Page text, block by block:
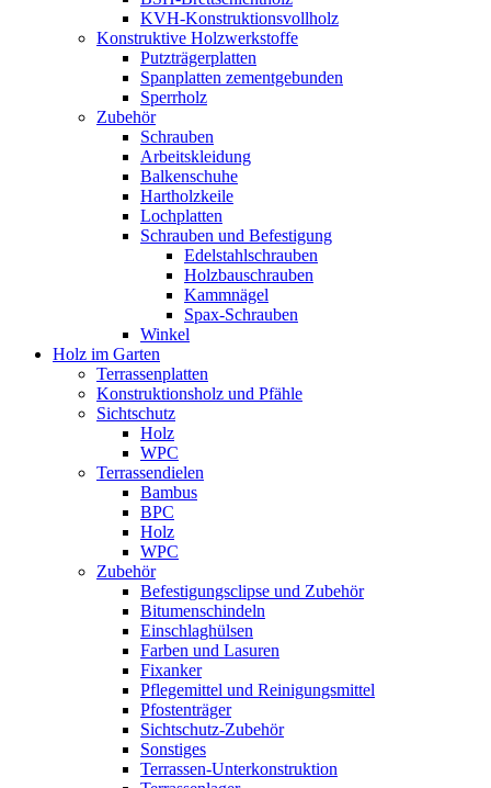
KVH-Konstruktionsvollholz
Konstruktive Holzwerkstoffe
Putzträgerplatten
Spanplatten zementgebunden
Sperrholz
Zubehör
Schrauben
Arbeitskleidung
Balkenschuhe
Hartholzkeile
Lochplatten
Schrauben und Befestigung
Edelstahlschrauben
Holzbauschrauben
Kammnägel
Spax-Schrauben
Winkel
Holz im Garten
Terrassenplatten
Konstruktionsholz und Pfähle
Sichtschutz
Holz
WPC
Terrassendielen
Bambus
BPC
Holz
WPC
Zubehör
Befestigungsclipse und Zubehör
Bitumenschindeln
Einschlaghülsen
Farben und Lasuren
Fixanker
Pflegemittel und Reinigungsmittel
Pfostenträger
Sichtschutz-Zubehör
Sonstiges
Terrassen-Unterkonstruktion